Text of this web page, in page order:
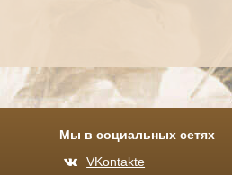
Мы в социальных сетях
VKontakte